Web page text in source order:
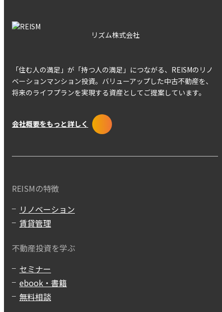
リズム株式会社
「住む人の満足」が「持つ人の満足」につながる、REISMのリノ
ベーションマンション投資。バリューアップした中古不動産を、
将来のライフプランを実現する資産としてご提案しています。
会社概要をもっと詳しく
REISMの特徴
リノベーション
賃貸管理
不動産投資を学ぶ
セミナー
ebook・書籍
無料相談